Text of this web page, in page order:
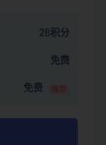
28积分
免费
免费 推荐